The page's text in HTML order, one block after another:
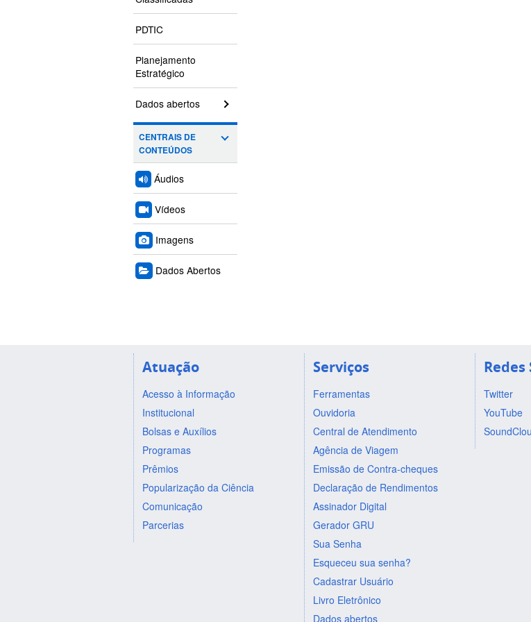
PDTIC
Planejamento
Estratégico
Dados abertos
CENTRAIS DE
CONTEÚDOS
Áudios
Vídeos
Imagens
Dados Abertos
Atuação
Acesso à Informação
Institucional
Bolsas e Auxílios
Programas
Prêmios
Popularização da Ciência
Comunicação
Parcerias
Serviços
Ferramentas
Ouvidoria
Central de Atendimento
Agência de Viagem
Emissão de Contra-cheques
Declaração de Rendimentos
Assinador Digital
Gerador GRU
Sua Senha
Esqueceu sua senha?
Cadastrar Usuário
Livro Eletrônico
Dados abertos
Redes
Twitter
YouTube